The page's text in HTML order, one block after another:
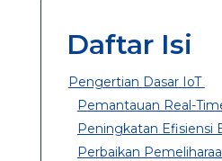
Daftar Isi
Pengertian Dasar IoT
Pemantauan Real-
Peningkatan Efisiensi
Perbaikan